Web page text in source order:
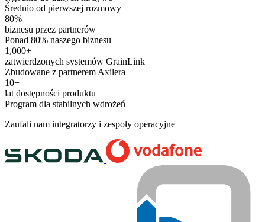
Średnio od pierwszej rozmowy
80%
biznesu przez partnerów
Ponad 80% naszego biznesu
1,000+
zatwierdzonych systemów GrainLink
Zbudowane z partnerem Axilera
10+
lat dostępności produktu
Program dla stabilnych wdrożeń
Zaufali nam integratorzy i zespoły operacyjne